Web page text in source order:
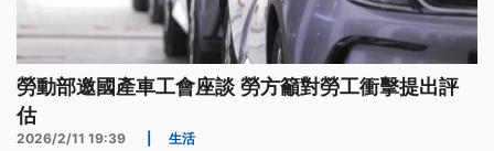
勞動部邀國產車工會座談 勞方籲對勞工衝擊提出評
估
2026/2/11 19:39 生活